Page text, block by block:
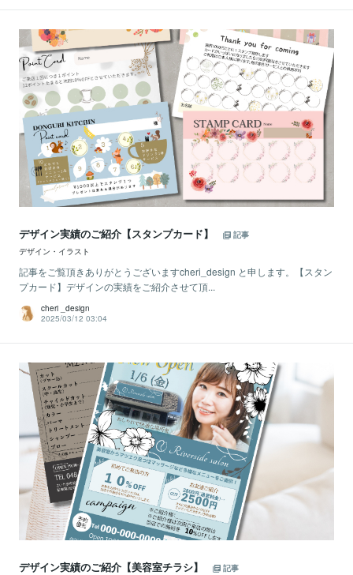
デザイン実績のご紹介【スタンプカード】
記事
デザイン・イラスト
記事をご覧頂きありがとうございますcheri_design と申します。【スタン
プカード】デザインの実績をご紹介させて頂...
cheri _design
2025/03/12 03:04
デザイン実績のご紹介【美容室チラシ】
記事